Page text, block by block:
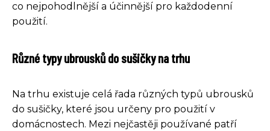
co nejpohodlnější a účinnější pro každodenní
použití.
Různé typy ubrousků do sušičky na trhu
Na trhu existuje celá řada různých typů ubrousků
do sušičky, které jsou určeny pro použití v
domácnostech. Mezi nejčastěji používané patří